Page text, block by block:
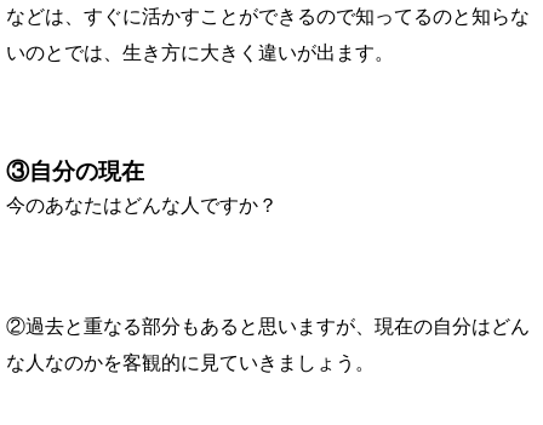
などは、すぐに活かすことができるので知ってるのと知らな
いのとでは、生き方に大きく違いが出ます。
③自分の現在
今のあなたはどんな人ですか？
②過去と重なる部分もあると思いますが、現在の自分はどん
な人なのかを客観的に見ていきましょう。